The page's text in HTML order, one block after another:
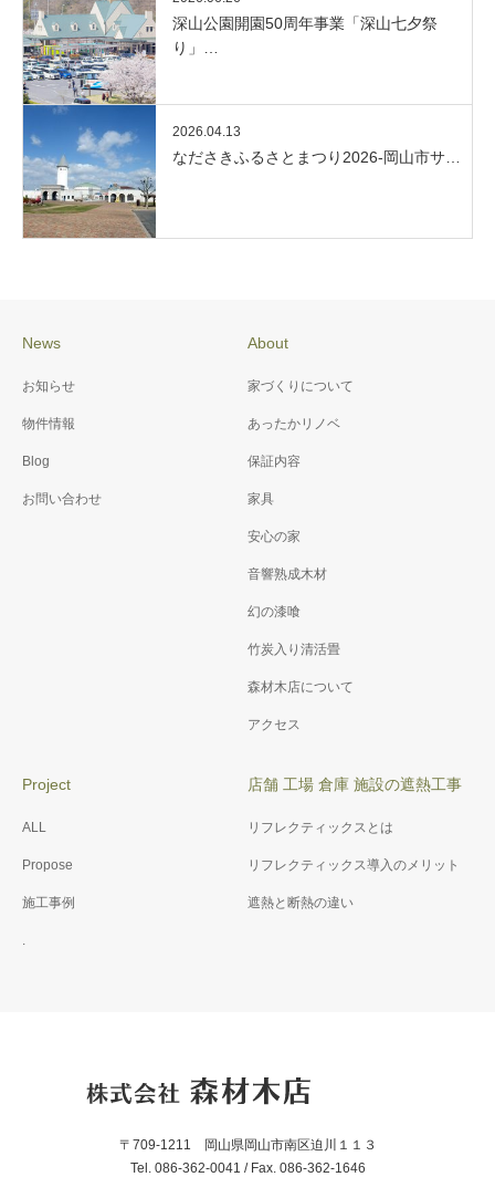
深山公園開園50周年事業「深山七夕祭
り」…
2026.04.13
なださきふるさとまつり2026-岡山市サ…
News
お知らせ
物件情報
Blog
お問い合わせ
About
家づくりについて
あったかリノベ
保証内容
家具
安心の家
音響熟成木材
幻の漆喰
竹炭入り清活畳
森材木店について
アクセス
Project
ALL
Propose
施工事例
.
店舗 工場 倉庫 施設の遮熱工事
リフレクティックスとは
リフレクティックス導入のメリット
遮熱と断熱の違い
〒709-1211 岡山県岡山市南区迫川１１３
Tel. 086-362-0041 / Fax. 086-362-1646